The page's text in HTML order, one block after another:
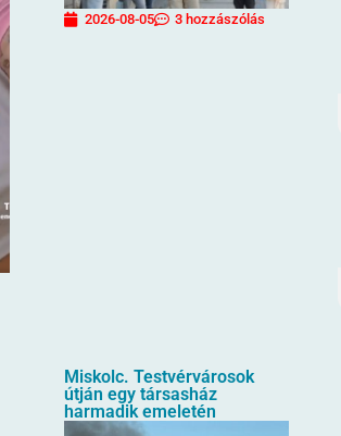
2026-08-05 3 hozzászólás
Miskolc. Testvérvárosok
útján egy társasház
harmadik emeletén